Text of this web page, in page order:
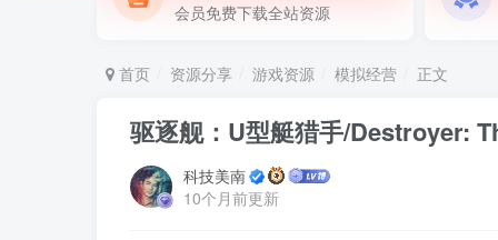
会员免费下载全站资源
首页 资源分享 游戏资源 模拟经营 正文
驱逐舰：U型艇猎手/Destroyer:
科技美南
10个月前更新